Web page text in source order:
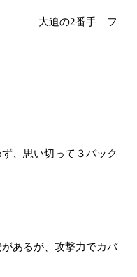
の2番手 フ
、思い切って３バック
あるが、攻撃力でカバ